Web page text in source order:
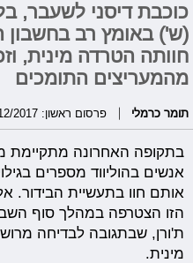
כוכבת דיסני לשעבר,
(ש') באומץ רב בחשבון
חוותה הטרדה מינית,
מהמעריצים התומכים
תומר כרמלי פרסום ראשון: 10/12/2017, 10:00
בתקופה האחרונה מתקיימת
אנשים בהוליווד מספרים
אותם חוו בתעשיית
הזו הצטרפה במהלך סוף
ת'ורן, שבתגובה לבדיחה
מינית.